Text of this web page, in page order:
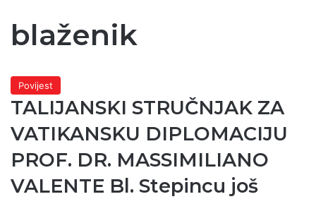
blaženik
Povijest
TALIJANSKI STRUČNJAK ZA
VATIKANSKU DIPLOMACIJU
PROF. DR. MASSIMILIANO
VALENTE Bl. Stepincu još